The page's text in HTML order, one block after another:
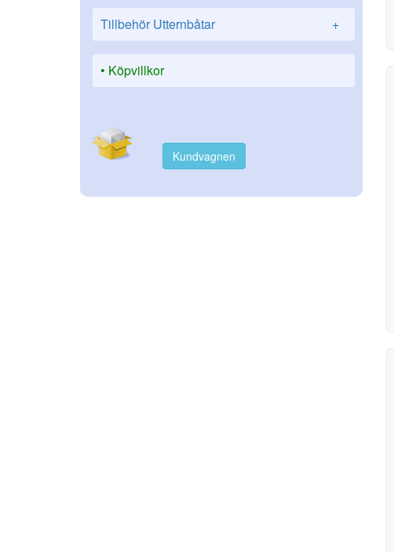
Tillbehör Utternbåtar +
Köpvillkor
Kundvagnen